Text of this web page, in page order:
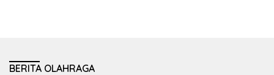
BERITA OLAHRAGA